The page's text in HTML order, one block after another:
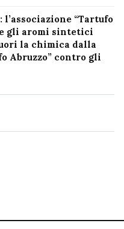
“Tartufo
gli aromi sintetici
la chimica dalla
Abruzzo” contro gli